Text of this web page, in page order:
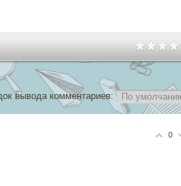
вывода комментариев:
0